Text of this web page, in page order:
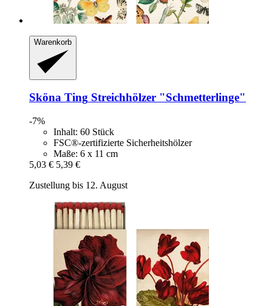
Warenkorb
Sköna Ting Streichhölzer "Schmetterlinge"
-7%
Inhalt: 60 Stück
FSC®-zertifizierte Sicherheitshölzer
Maße: 6 x 11 cm
5,03 € 5,39 €
Zustellung bis 12. August